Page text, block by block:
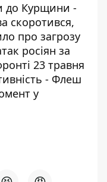
до Курщини -
скоротився,
про загрозу
росіян за
23 травня
- Флеш
у